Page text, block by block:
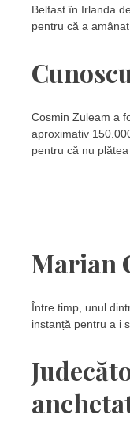
Belfast în Irlanda
pentru că a
Cosmin Zuleam a
aproximativ
pentru că nu
Marian
Între timp, unul
instanță pentru a i